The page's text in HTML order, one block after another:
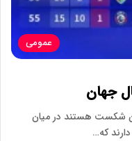
عمومی
جهان
شکست هستند در میان